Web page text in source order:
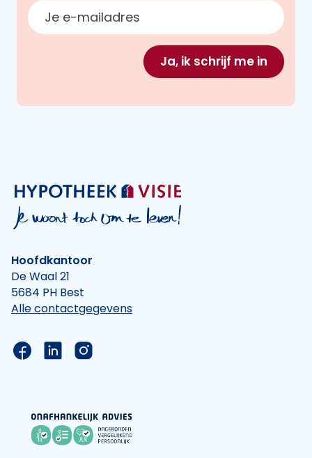
E-mailadres
Ja, ik schrijf me in
Hoofdkantoor
De Waal 21
5684 PH Best
Alle contactgegevens
Link naar de Facebook pagina van Hypotheek
Link naar de LinkedIn pagina van
Link naar de Instagram pagina van